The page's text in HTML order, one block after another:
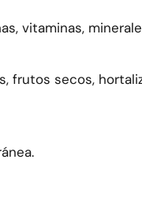
vitaminas,
frutos secos,